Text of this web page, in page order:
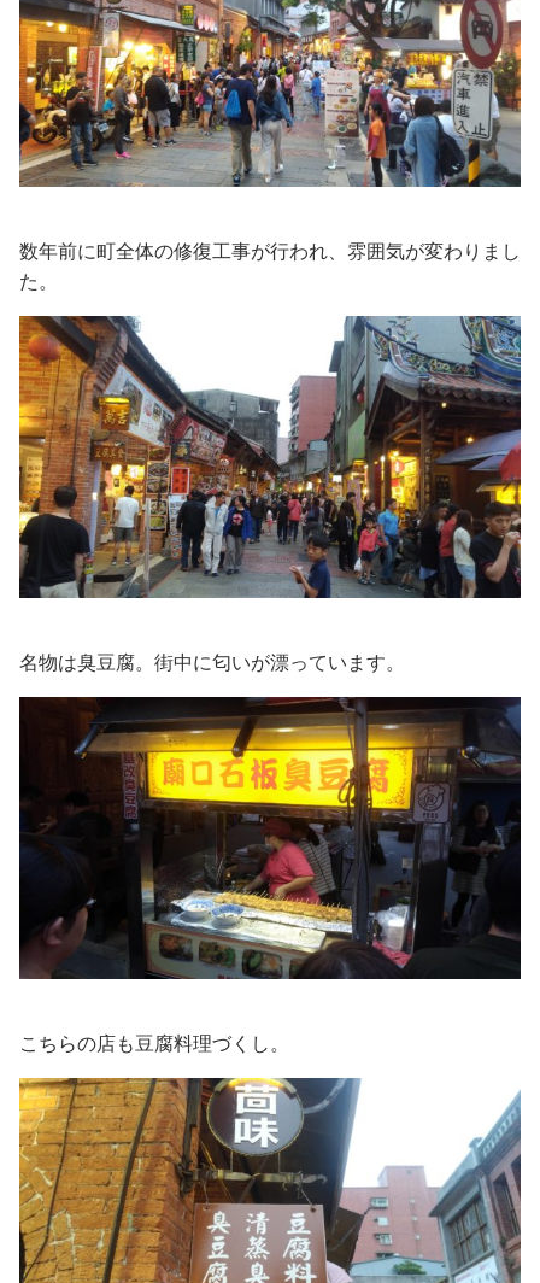
数年前に町全体の修復工事が行われ、雰囲気が変わりまし
た。
名物は臭豆腐。街中に匂いが漂っています。
こちらの店も豆腐料理づくし。